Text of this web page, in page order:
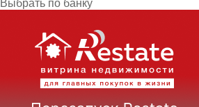
Выбрать по банку